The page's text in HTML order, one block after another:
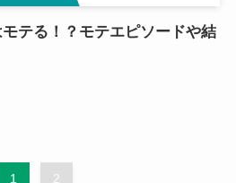
テる！？モテエピソードや結
1 2